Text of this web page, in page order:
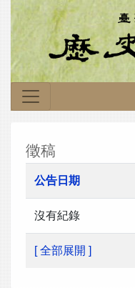
徵稿
公告日期
沒有紀錄
[ 全部展開 ]